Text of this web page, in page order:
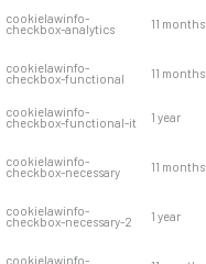
cookielawinfo-
checkbox-analytics 11 months
cookielawinfo-
checkbox-functional 11 months
cookielawinfo-
checkbox-functional-it 1 year
cookielawinfo-
checkbox-necessary 11 months
cookielawinfo-
checkbox-necessary-2 1 year
cookielawinfo-